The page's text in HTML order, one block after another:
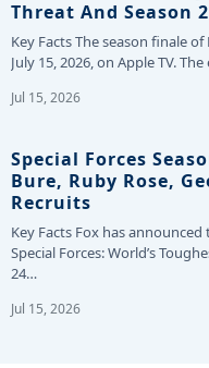
Threat And Season
Key Facts The season finale
July 15, 2026, on Apple TV.
Jul 15, 2026
Special Forces
Bure, Ruby Rose,
Recruits
Key Facts Fox has
Special Forces: World’s
24…
Jul 15, 2026